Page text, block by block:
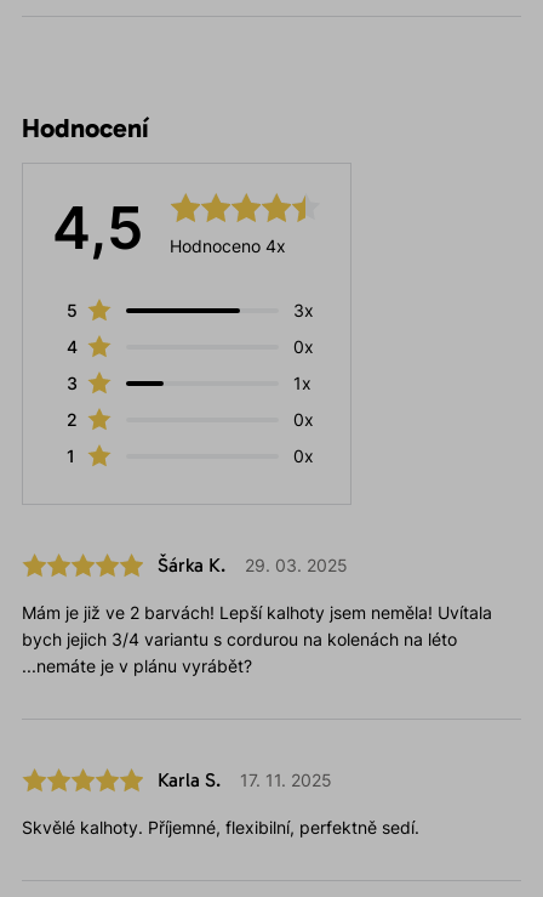
Hodnocení
4,5 Hodnoceno 4x
5
3x
4
0x
3
1x
2
0x
1
0x
Šárka K. 29. 03. 2025
Mám je již ve 2 barvách! Lepší kalhoty jsem neměla! Uvítala
bych jejich 3/4 variantu s cordurou na kolenách na léto
...nemáte je v plánu vyrábět?
Karla S. 17. 11. 2025
Skvělé kalhoty. Příjemné, flexibilní, perfektně sedí.